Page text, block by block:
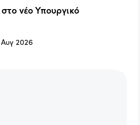
νέο Υπουργικό
2026